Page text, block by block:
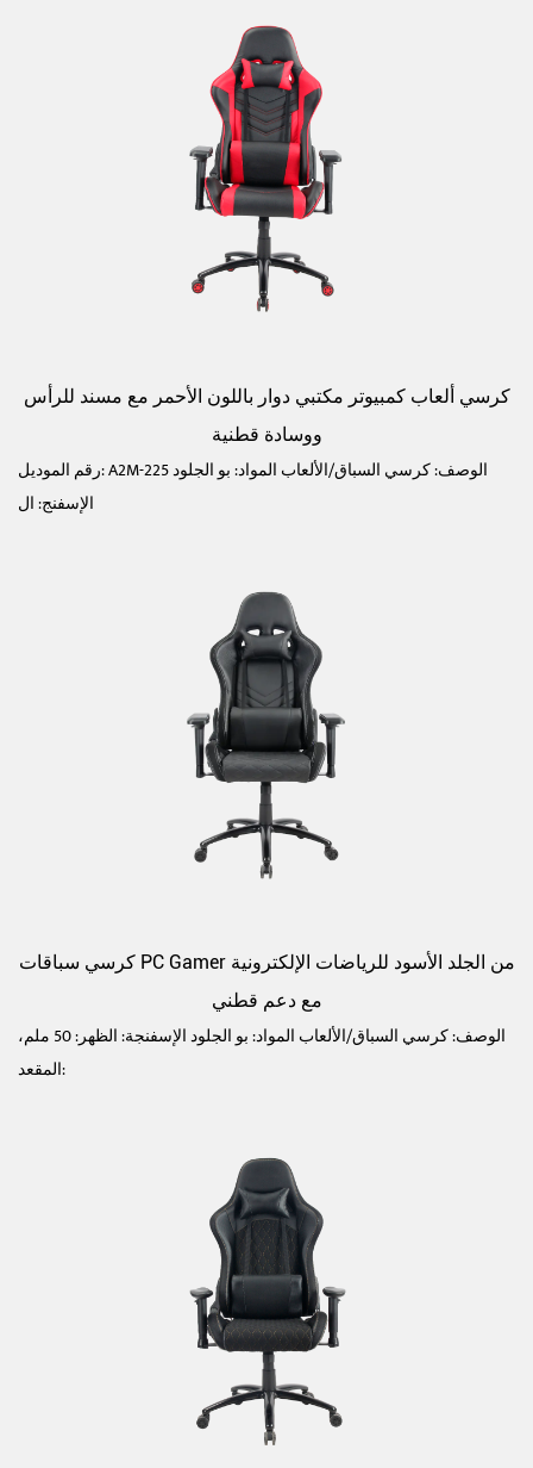
كرسي ألعاب كمبيوتر مكتبي دوار باللون الأحمر مع مسند للرأس
ووسادة قطنية
رقم الموديل: A2M-225 الوصف: كرسي السباق/الألعاب المواد: بو الجلود
الإسفنج: ال
كرسي سباقات PC Gamer من الجلد الأسود للرياضات الإلكترونية
مع دعم قطني
الوصف: كرسي السباق/الألعاب المواد: بو الجلود الإسفنجة: الظهر: 50 ملم،
المقعد: